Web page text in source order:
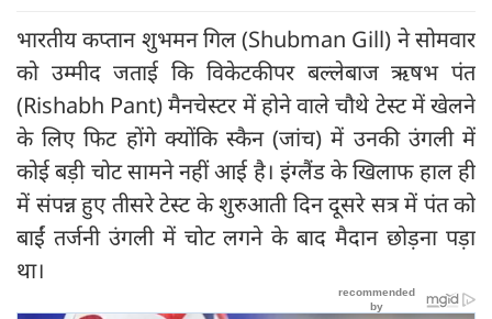
भारतीय कप्तान शुभमन गिल (Shubman Gill) ने सोमवार
को उम्मीद जताई कि विकेटकीपर बल्लेबाज ऋषभ पंत
(Rishabh Pant) मैनचेस्टर में होने वाले चौथे टेस्ट में खेलने
के लिए फिट होंगे क्योंकि स्कैन (जांच) में उनकी उंगली में
कोई बड़ी चोट सामने नहीं आई है। इंग्लैंड के खिलाफ हाल ही
में संपन्न हुए तीसरे टेस्ट के शुरुआती दिन दूसरे सत्र में पंत को
बाईं तर्जनी उंगली में चोट लगने के बाद मैदान छोड़ना पड़ा
था।